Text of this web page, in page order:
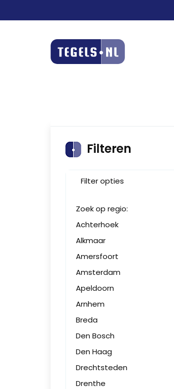
Filteren
Filter opties
Zoek op regio:
Achterhoek
Alkmaar
Amersfoort
Amsterdam
Apeldoorn
Arnhem
Breda
Den Bosch
Den Haag
Drechtsteden
Drenthe